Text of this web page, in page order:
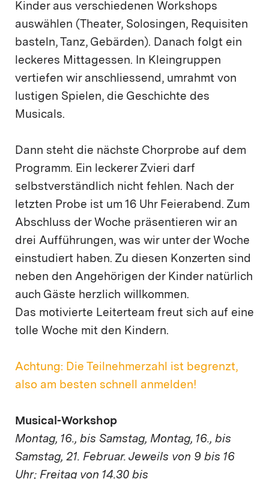
Kinder aus verschiedenen Workshops
auswählen (Theater, Solosingen, Requisiten
basteln, Tanz, Gebärden). Danach folgt ein
leckeres Mittagessen. In Kleingruppen
vertiefen wir anschliessend, umrahmt von
lustigen Spielen, die Geschichte des
Musicals.
Dann steht die nächste Chorprobe auf dem
Programm. Ein leckerer Zvieri darf
selbstverständlich nicht fehlen. Nach der
letzten Probe ist um 16 Uhr Feierabend. Zum
Abschluss der Woche präsentieren wir an
drei Aufführungen, was wir unter der Woche
einstudiert haben. Zu diesen Konzerten sind
neben den Angehörigen der Kinder natürlich
auch Gäste herzlich willkommen.
Das motivierte Leiterteam freut sich auf eine
tolle Woche mit den Kindern.
Achtung: Die Teilnehmerzahl ist begrenzt,
also am besten schnell anmelden!
Musical-Workshop
Montag, 16., bis Samstag, Montag, 16., bis
Samstag, 21. Februar. Jeweils von 9 bis 16
Uhr; Freitag von 14.30 bis